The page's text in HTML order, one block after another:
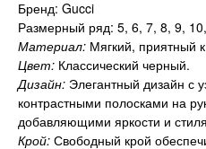
Бренд: Gucci
Размерный ряд: 5, 6, 7, 8, 9,
Материал: Мягкий, приятный
Цвет: Классический черный.
Дизайн: Элегантный дизайн с
контрастными полосками на
добавляющими яркости и
Крой: Свободный крой